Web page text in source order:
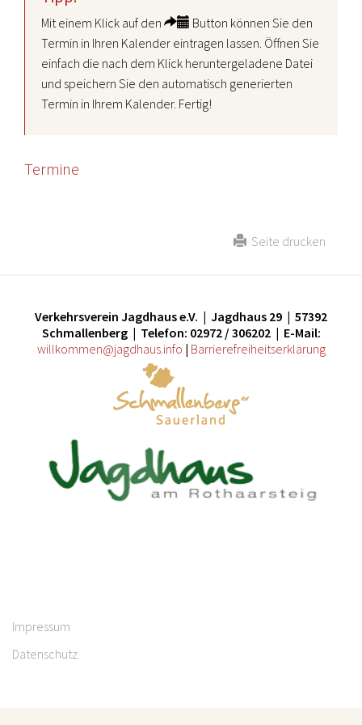
Mit einem Klick auf den
Button können Sie den
Termin in Ihren Kalender eintragen lassen. Öffnen Sie
einfach die nach dem Klick heruntergeladene Datei
und speichern Sie den automatisch generierten
Termin in Ihrem Kalender. Fertig!
Termine
Seite drucken
Verkehrsverein Jagdhaus e.V. | Jagdhaus 29 | 57392
Schmallenberg | Telefon: 02972 / 306202 | E-Mail:
willkommen@jagdhaus.info | Barrierefreiheitserklärung
Impressum
Datenschutz